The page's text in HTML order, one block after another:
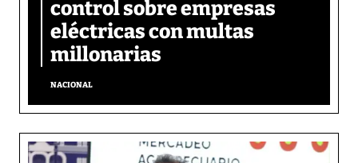
control sobre empresas
eléctricas con multas
millonarias
NACIONAL